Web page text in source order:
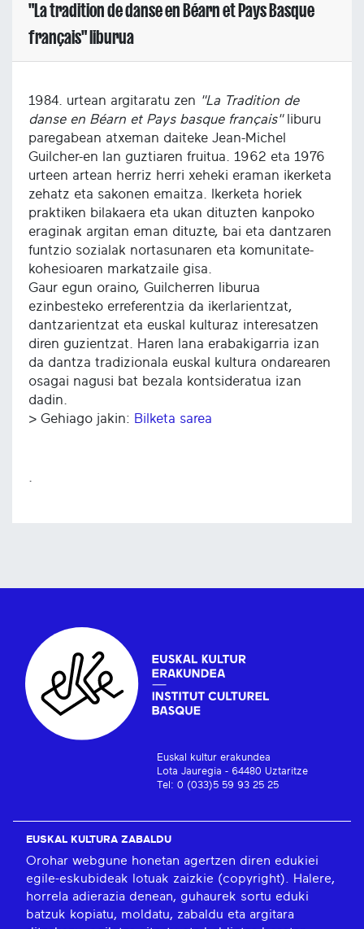
"La tradition de danse en Béarn et Pays Basque
français" liburua
1984. urtean argitaratu zen "La Tradition de
danse en Béarn et Pays basque français"liburu
paregabean atxeman daiteke Jean-Michel
Guilcher-en lan guztiaren fruitua. 1962 eta 1976
urteen artean herriz herri xeheki eraman ikerketa
zehatz eta sakonen emaitza. Ikerketa horiek
praktiken bilakaera eta ukan dituzten kanpoko
eraginak argitan eman dituzte, bai eta dantzaren
funtzio sozialak nortasunaren eta komunitate-
kohesioaren markatzaile gisa.
Gaur egun oraino, Guilcherren liburua
ezinbesteko erreferentzia da ikerlarientzat,
dantzarientzat eta euskal kulturaz interesatzen
diren guzientzat. Haren lana erabakigarria izan
da dantza tradizionala euskal kultura ondarearen
osagai nagusi bat bezala kontsideratua izan
dadin.
> Gehiago jakin: Bilketa sarea
Euskal kultur erakundea
Lota Jauregia - 64480 Uztaritze
Tel: 0 (033)5 59 93 25 25
EUSKAL KULTURA ZABALDU
Orohar webgune honetan agertzen diren edukiei
egile-eskubideak lotuak zaizkie (copyright). Halere,
horrela adierazia denean, guhaurek sortu eduki
batzuk kopiatu, moldatu, zabaldu eta argitara